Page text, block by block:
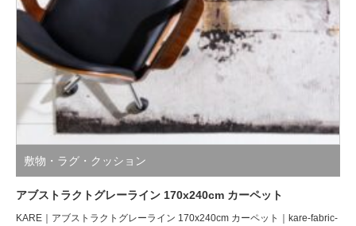
敷物・ラグ・クッション
アブストラクトグレーライン 170x240cm カーペット
KARE｜アブストラクトグレーライン 170x240cm カーペット｜kare-fabric-